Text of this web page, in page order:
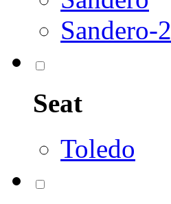
Sandero-2
Seat
Toledo